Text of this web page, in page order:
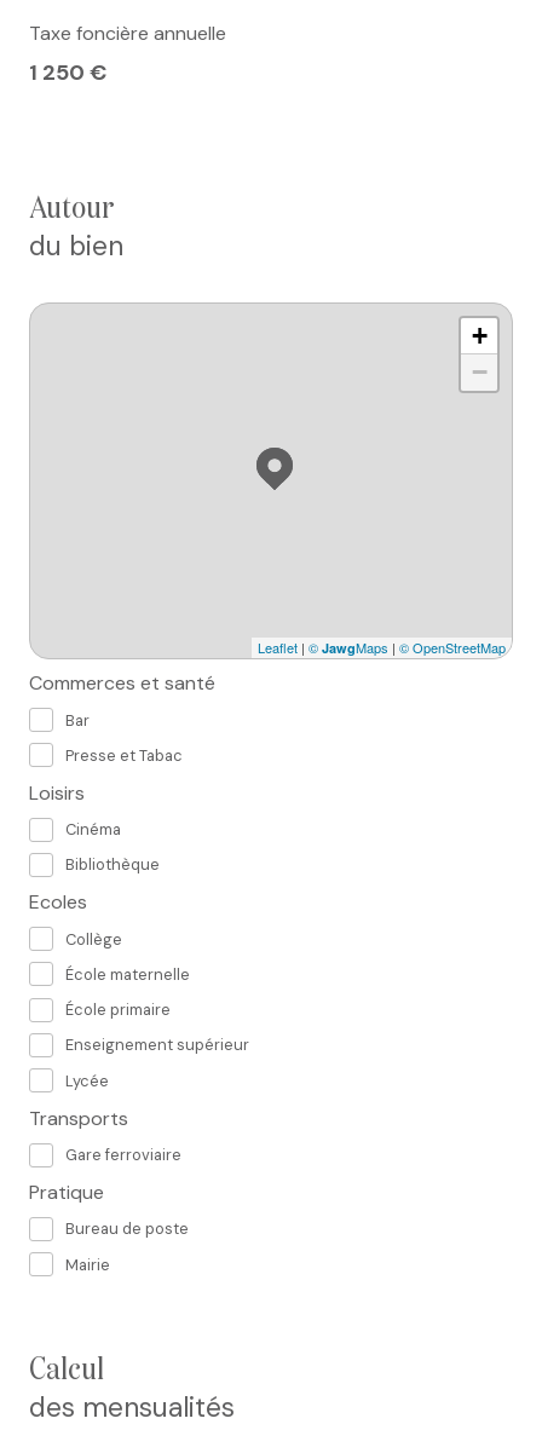
Taxe foncière annuelle
1 250 €
autour
du bien
+
−
Leaflet | © JawgMaps | © OpenStreetMap
Commerces et santé
Bar
Presse et Tabac
Loisirs
Cinéma
Bibliothèque
Ecoles
Collège
École maternelle
École primaire
Enseignement supérieur
Lycée
Transports
Gare ferroviaire
Pratique
Bureau de poste
Mairie
calcul
des mensualités